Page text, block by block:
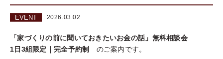
EVENT 2026.03.02
「家づくりの前に聞いておきたいお金の話」無料相談会
1日3組限定｜完全予約制
のご案内です。